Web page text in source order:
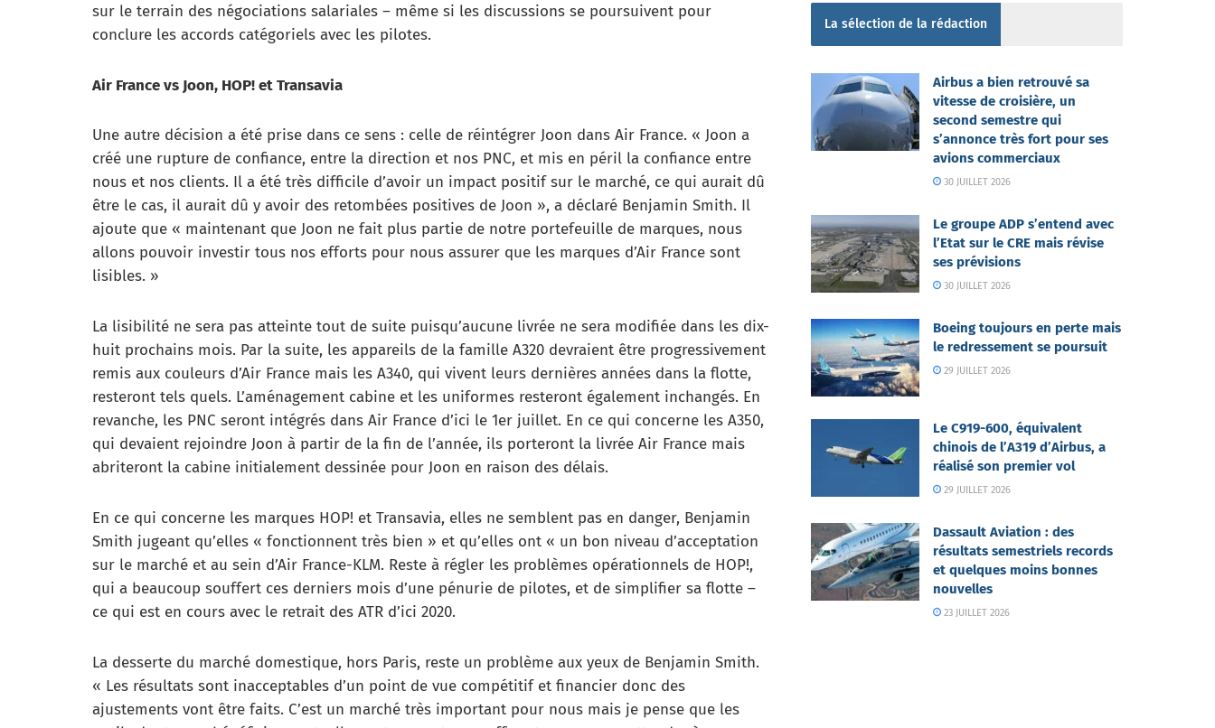
sur le terrain des négociations salariales – même si les discussions se poursuivent pour
conclure les accords catégoriels avec les pilotes.
Air France vs Joon, HOP! et Transavia
Une autre décision a été prise dans ce sens : celle de réintégrer Joon dans Air France. « Joon a
créé une rupture de confiance, entre la direction et nos PNC, et mis en péril la confiance entre
nous et nos clients. Il a été très difficile d’avoir un impact positif sur le marché, ce qui aurait dû
être le cas, il aurait dû y avoir des retombées positives de Joon », a déclaré Benjamin Smith. Il
ajoute que « maintenant que Joon ne fait plus partie de notre portefeuille de marques, nous
allons pouvoir investir tous nos efforts pour nous assurer que les marques d’Air France sont
lisibles. »
La lisibilité ne sera pas atteinte tout de suite puisqu’aucune livrée ne sera modifiée dans les dix-
huit prochains mois. Par la suite, les appareils de la famille A320 devraient être progressivement
remis aux couleurs d’Air France mais les A340, qui vivent leurs dernières années dans la flotte,
resteront tels quels. L’aménagement cabine et les uniformes resteront également inchangés. En
revanche, les PNC seront intégrés dans Air France d’ici le 1er juillet. En ce qui concerne les A350,
qui devaient rejoindre Joon à partir de la fin de l’année, ils porteront la livrée Air France mais
abriteront la cabine initialement dessinée pour Joon en raison des délais.
En ce qui concerne les marques HOP! et Transavia, elles ne semblent pas en danger, Benjamin
Smith jugeant qu’elles « fonctionnent très bien » et qu’elles ont « un bon niveau d’acceptation
sur le marché et au sein d’Air France-KLM. Reste à régler les problèmes opérationnels de HOP!,
qui a beaucoup souffert ces derniers mois d’une pénurie de pilotes, et de simplifier sa flotte –
ce qui est en cours avec le retrait des ATR d’ici 2020.
La desserte du marché domestique, hors Paris, reste un problème aux yeux de Benjamin Smith.
« Les résultats sont inacceptables d’un point de vue compétitif et financier donc des
ajustements vont être faits. C’est un marché très important pour nous mais je pense que les
La sélection de la rédaction
Airbus a bien retrouvé sa
vitesse de croisière, un
second semestre qui
s’annonce très fort pour ses
avions commerciaux
30 JUILLET 2026
Le groupe ADP s’entend avec
l’Etat sur le CRE mais révise
ses prévisions
30 JUILLET 2026
Boeing toujours en perte mais
le redressement se poursuit
29 JUILLET 2026
Le C919-600, équivalent
chinois de l’A319 d’Airbus, a
réalisé son premier vol
29 JUILLET 2026
Dassault Aviation : des
résultats semestriels records
et quelques moins bonnes
nouvelles
23 JUILLET 2026